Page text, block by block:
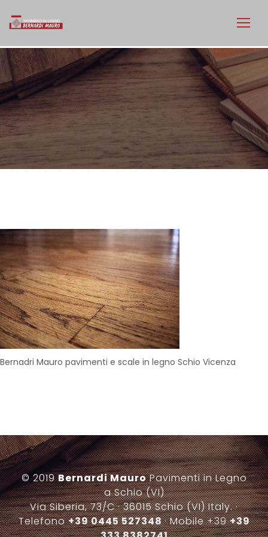
Bernadri Mauro pavimenti e scale in legno Schio Vicenza
© 2019Bernardi MauroPavimenti in Legno
a Schio (VI)
Via Siberia, 73/C · 36015 Schio (VI) Italy. ·
Telefono+39 0445 527348· Mobile+39+39